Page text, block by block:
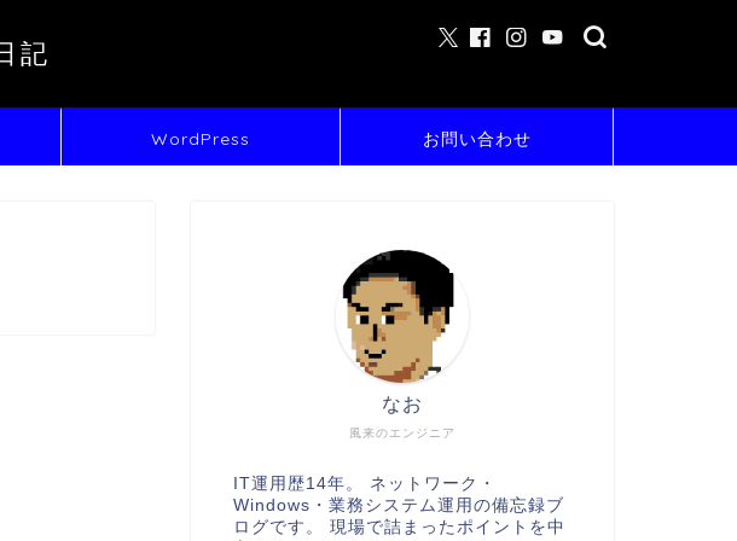
記
WordPress お問い合わせ
風来のエンジニア
なお
IT運用歴14年。 ネットワーク・
Windows・業務システム運用の備忘録ブ
ログです。 現場で詰まったポイントを中